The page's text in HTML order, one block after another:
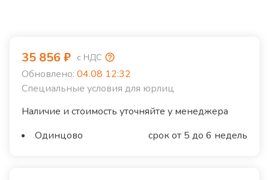
35 856 ₽ с НДС
Обновлено: 04.08 12:32
Специальные условия для юрлиц
Наличие и стоимость уточняйте у менеджера
Одинцово
срок от 5 до 6 недель